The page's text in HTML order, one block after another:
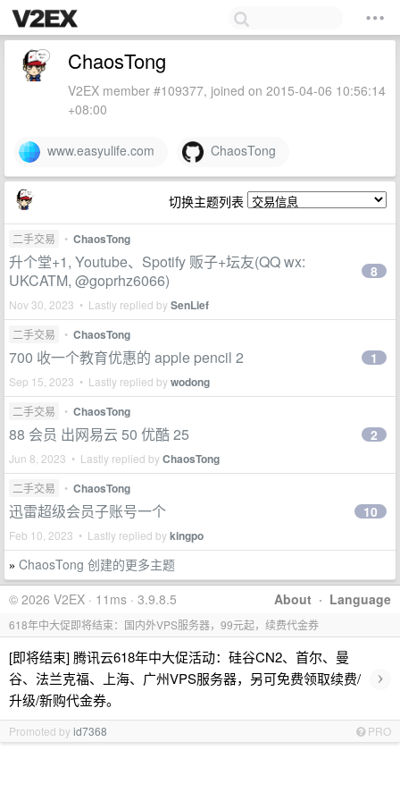
ChaosTong
V2EX member #109377, joined on 2015-04-06 10:56:14
+08:00
www.easyulife.com ChaosTong
切换主题列表
二手交易 • ChaosTong
升个堂+1, Youtube、Spotify 贩子+坛友(QQ wx:
UKCATM, @goprhz6066)
Nov 30, 2023 • Lastly replied bySenLief
8
二手交易 • ChaosTong
700 收一个教育优惠的 apple pencil 2
Sep 15, 2023 • Lastly replied bywodong
1
二手交易 • ChaosTong
88 会员 出网易云 50 优酷 25
Jun 8, 2023 • Lastly replied byChaosTong
2
二手交易 • ChaosTong
迅雷超级会员子账号一个
Feb 10, 2023 • Lastly replied bykingpo
10
» ChaosTong 创建的更多主题
About · Language
© 2026 V2EX · 11ms · 3.9.8.5
618年中大促即将结束：国内外VPS服务器，99元起，续费代金券
[即将结束] 腾讯云618年中大促活动：硅谷CN2、首尔、曼
谷、法兰克福、上海、广州VPS服务器，另可免费领取续费/
升级/新购代金券。
›
Promoted byid7368 PRO